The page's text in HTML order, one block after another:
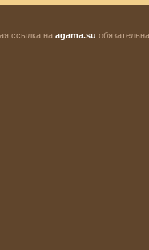
ссылка на agama.su